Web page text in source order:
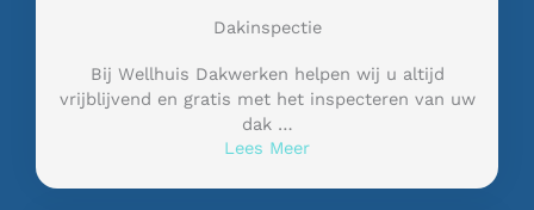
Dakinspectie
Bij Wellhuis Dakwerken helpen wij u altijd
vrijblijvend en gratis met het inspecteren van uw
dak …
Lees Meer